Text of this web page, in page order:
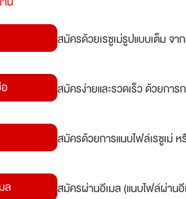
สมัครด้วยเรซูเม่รูปแบบเต็ม จ
สมัครง่ายและรวดเร็ว ด้วยกา
สมัครด้วยการแนบไฟล์เรซูเม่
ล สมัครผ่านอีเมล (แนบไฟล์ผ่านอี